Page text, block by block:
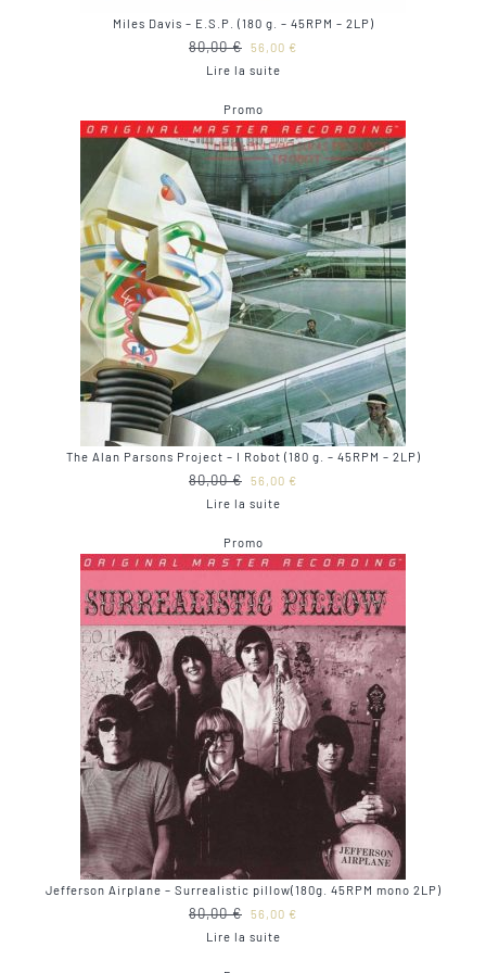
Miles Davis – E.S.P. (180 g. – 45RPM – 2LP)
80,00€
Le
prix
était :
80,00 €.
56,00 €
56,00 €.
Lire la suite
PromoProduit
en
promotion
The Alan Parsons Project – I Robot (180 g. – 45RPM – 2LP)
80,00€
Le
prix
était :
80,00 €.
56,00 €
56,00 €.
Lire la suite
PromoProduit
en
Jefferson Airplane – Surrealistic pillow(180g. 45RPM mono 2LP)
80,00€
Le
prix
56,00 €
Lire la suite